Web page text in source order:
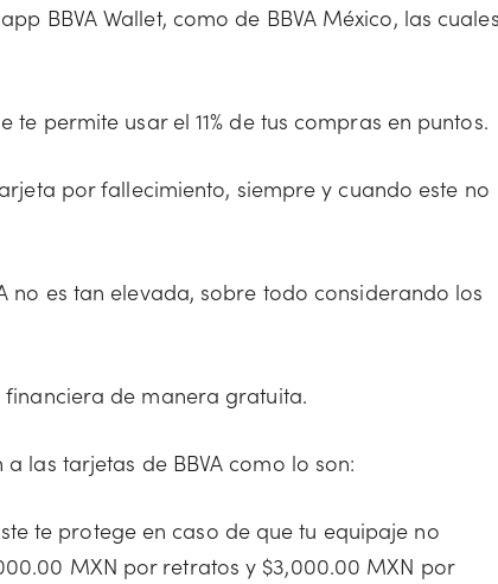
BBVA Wallet, como de BBVA México, las
te permite usar el 11% de tus compras en puntos.
por fallecimiento, siempre y cuando este no
no es tan elevada, sobre todo considerando los
de manera gratuita.
las tarjetas de BBVA como lo son:
te protege en caso de que tu equipaje no
MXN por retratos y $3,000.00 MXN por